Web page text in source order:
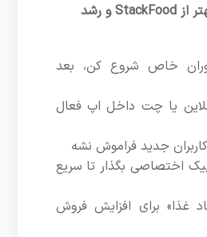
نکاتی برای استفاده بهتر از StackFood و رشد
خاص شروع کن، بعد
یا چت داخل اپ فعال
جدید فراموش نشه
اختصاصی بگذار تا سریع
غذا» برای افزایش فروش